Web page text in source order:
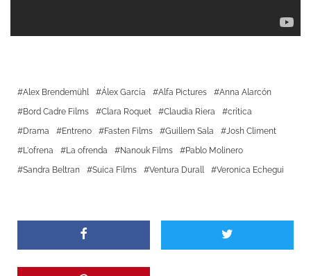
Alex Brendemühl Álex García Alfa Pictures
Anna Alarcón
Bord Cadre Films
Clara Roquet Claudia Riera
crítica
Drama
Entreno Fasten Films Guillem Sala
Josh Climent
L'ofrena
La ofrenda Nanouk Films
Pablo Molinero
Sandra Beltran
Suica Films Ventura Durall Veronica Echegui